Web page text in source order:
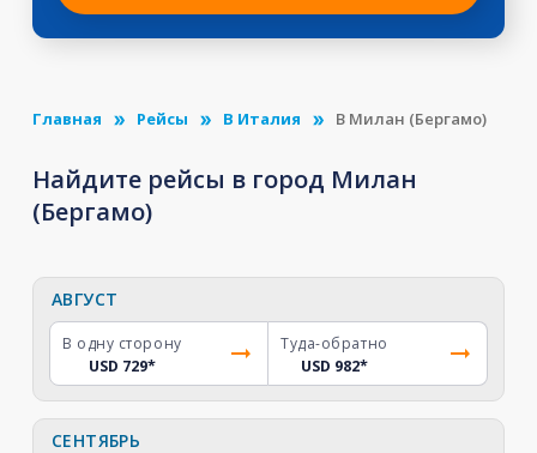
Главная Рейсы В Италия В Милан (Бергамо)
Найдите рейсы в город Милан
(Бергамо)
АВГУСТ
В одну сторону
USD 729*
Туда-обратно
USD 982*
СЕНТЯБРЬ